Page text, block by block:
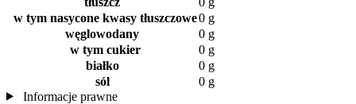
w tym nasycone kwasy tłuszczowe0 g
węglowodany
0 g
w tym cukier
0 g
białko
0 g
sól
0 g
Informacje prawne